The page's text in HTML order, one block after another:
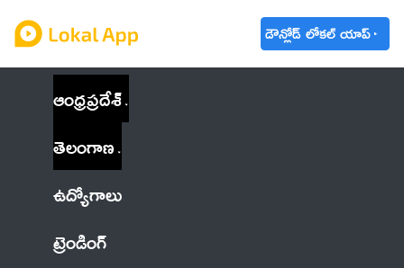
డౌన్లోడ్ లోకల్ యాప్
ఆంధ్రప్రదేశ్
తెలంగాణ
ఉద్యోగాలు
ట్రెండింగ్